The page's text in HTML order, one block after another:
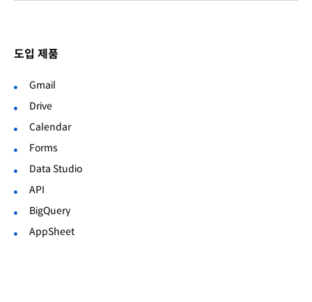
도입 제품
Gmail
Drive
Calendar
Forms
Data Studio
API
BigQuery
AppSheet